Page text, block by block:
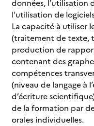
données, l’utilisation
l’utilisation de
La capacité à utiliser
(traitement de texte,
production de
contenant des
compétences
(niveau de langage à
d’écriture
de la formation par
orales individuelles.